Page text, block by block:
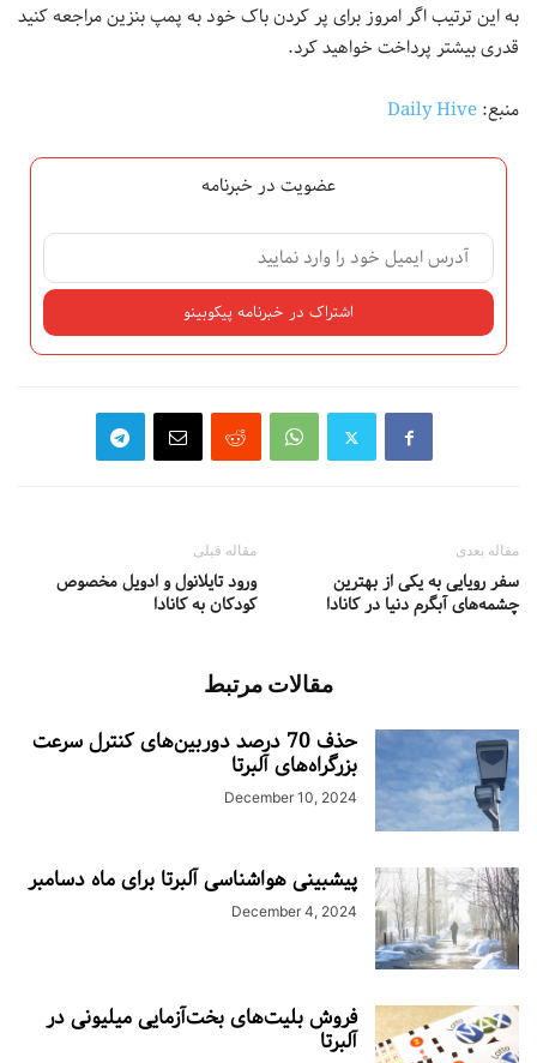
به این ترتیب اگر امروز برای پر کردن باک خود به پمپ بنزین مراجعه کنید
قدری بیشتر پرداخت خواهید کرد.
منبع:
عضویت در خبرنامه
مقاله قبلی
ورود تایلانول و ادویل مخصوص
کودکان به کانادا
مقاله بعدی
سفر رویایی به یکی از بهترین
چشمه‌های آبگرم دنیا در کانادا
مقالات مرتبط
حذف 70 درصد دوربین‌های کنترل سرعت
بزرگراه‌های آلبرتا
December 10, 2024
پیشبینی هواشناسی آلبرتا برای ماه دسامبر
December 4, 2024
فروش بلیت‌های بخت‌آزمایی میلیونی در
آلبرتا